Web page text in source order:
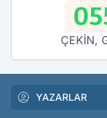
ÇEKİN,
YAZARLAR